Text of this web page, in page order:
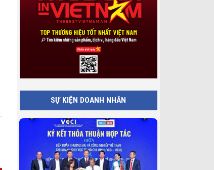
SỰ KIỆN DOANH NHÂN